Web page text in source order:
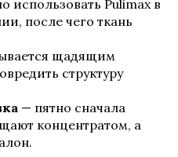
использовать Pulimax в
после чего ткань
щадящим
структуру
— пятно сначала
концентратом, а